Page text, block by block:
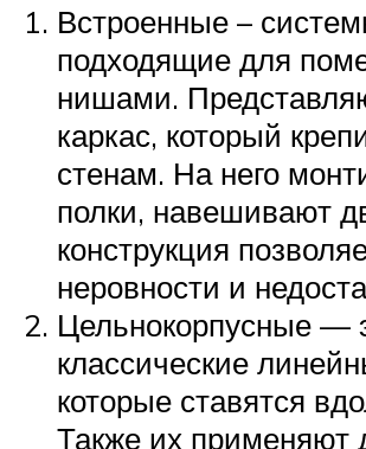
Встроенные –
подходящие для
нишами.
каркас, который
стенам. На него
полки, навешивают
конструкция
неровности и
Цельнокорпусные —
классические
которые ставятся
Также их применяют